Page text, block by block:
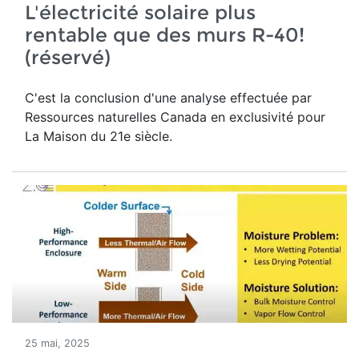
L'électricité solaire plus
rentable que des murs R-40!
(réservé)
C'est la conclusion d'une analyse effectuée par
Ressources naturelles Canada en exclusivité pour
La Maison du 21e siècle.
25 mai, 2025